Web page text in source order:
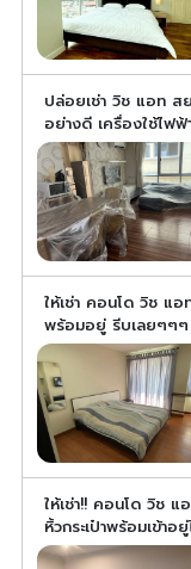
ปล่อยเช่า วิช แอท ส
อย่างดี เครื่องใช้ไฟ
ให้เช่า คอนโด วิช แ
พร้อมอยู่ รีบเลยๆๆๆ
ให้เช่า!! คอนโด วิช
หิ้วกระเป๋าพร้อมเข้าอ